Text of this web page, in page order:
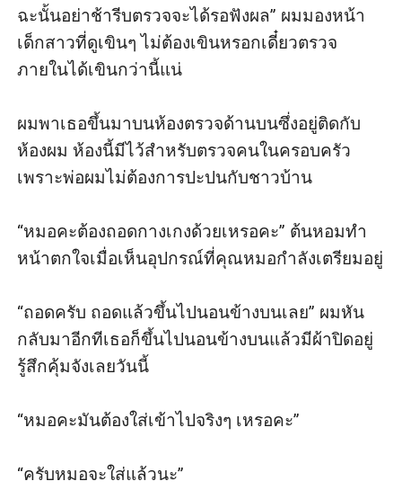
ฉะนั้นอย่าช้ารีบตรวจจะได้รอฟังผล” ผมมองหน้า
เด็กสาวที่ดูเขินๆ ไม่ต้องเขินหรอกเดี๋ยวตรวจ
ภายในได้เขินกว่านี้แน่
ผมพาเธอขึ้นมาบนห้องตรวจด้านบนซึ่งอยู่ติดกับ
ห้องผม ห้องนี้มีไว้สำหรับตรวจคนในครอบครัว
เพราะพ่อผมไม่ต้องการปะปนกับชาวบ้าน
“หมอคะต้องถอดกางเกงด้วยเหรอคะ” ต้นหอมทำ
หน้าตกใจเมื่อเห็นอุปกรณ์ที่คุณหมอกำลังเตรียมอยู่
“ถอดครับ ถอดแล้วขึ้นไปนอนข้างบนเลย” ผมหัน
กลับมาอีกทีเธอก็ขึ้นไปนอนข้างบนแล้วมีผ้าปิดอยู่
รู้สึกคุ้มจังเลยวันนี้
“หมอคะมันต้องใส่เข้าไปจริงๆ เหรอคะ”
“ครับหมอจะใส่แล้วนะ”